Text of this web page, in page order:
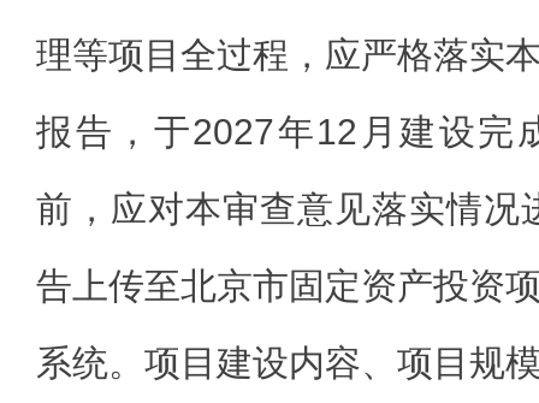
理等项目全过程，应严格落实
报告，于2027年12月建设完
前，应对本审查意见落实情况
告上传至北京市固定资产投资
系统。项目建设内容、项目规